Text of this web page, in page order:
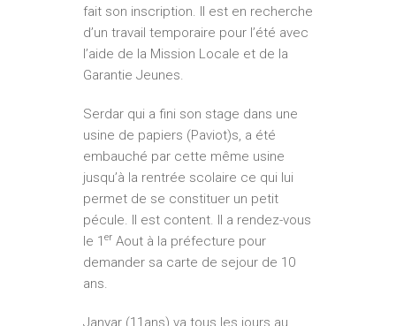
fait son inscription. Il est en recherche
d’un travail temporaire pour l’été avec
l’aide de la Mission Locale et de la
Garantie Jeunes.
Serdar qui a fini son stage dans une
usine de papiers (Paviot)s, a été
embauché par cette même usine
jusqu’à la rentrée scolaire ce qui lui
permet de se constituer un petit
pécule. Il est content. Il a rendez-vous
le 1 er Aout à la préfecture pour
demander sa carte de sejour de 10
ans.
Janyar (11ans) va tous les jours au